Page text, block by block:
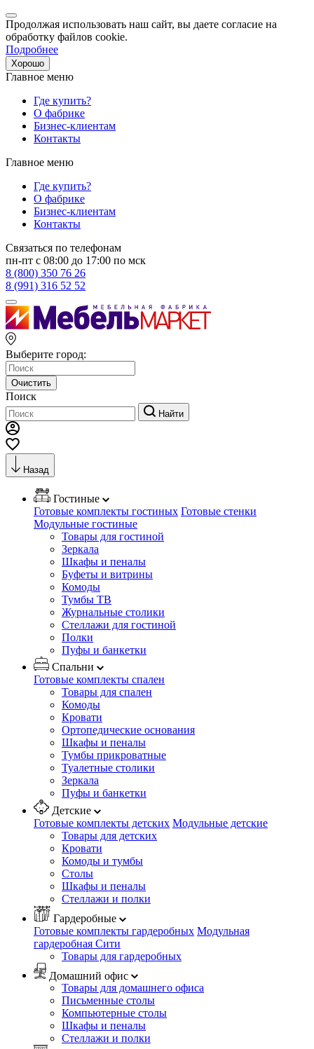
Продолжая использовать наш сайт, вы даете согласие на
обработку файлов cookie.
Подробнее
Хорошо
Главное меню
Где купить?
О фабрике
Бизнес-клиентам
Контакты
Главное меню
Где купить?
О фабрике
Бизнес-клиентам
Контакты
Связаться по телефонам
пн-пт с 08:00 до 17:00 по мск
8 (800) 350 76 26
8 (991) 316 52 52
Выберите город:
Очистить
Поиск
Найти
Назад
Гостиные
Готовые комплекты гостиных Готовые стенки
Модульные гостиные
Товары для гостиной
Зеркала
Шкафы и пеналы
Буфеты и витрины
Комоды
Тумбы ТВ
Журнальные столики
Стеллажи для гостиной
Полки
Пуфы и банкетки
Спальни
Готовые комплекты спален
Товары для спален
Комоды
Кровати
Ортопедические основания
Шкафы и пеналы
Тумбы прикроватные
Туалетные столики
Зеркала
Пуфы и банкетки
Детские
Готовые комплекты детских Модульные детские
Товары для детских
Кровати
Комоды и тумбы
Столы
Шкафы и пеналы
Стеллажи и полки
Гардеробные
Готовые комплекты гардеробных Модульная
гардеробная Сити
Товары для гардеробных
Домашний офис
Товары для домашнего офиса
Письменные столы
Компьютерные столы
Шкафы и пеналы
Стеллажи и полки